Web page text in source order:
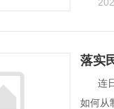
落实
连
如何从